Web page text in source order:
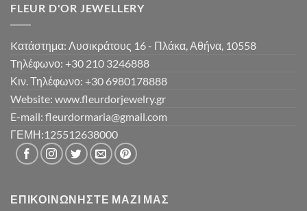
FLEUR D'OR JEWELLERY
Kατάστημα: Λυσικράτους 16 - Πλάκα, Αθήνα, 10558
Tηλέφωνο: +30 210 3246888
Κιν. Τηλέφωνο: +30 6980178888
Website: www.fleurdorjewelry.gr
E-mail: fleurdormaria@gmail.com
ΓΕΜΗ:125512638000
ΕΠΙΚΟΙΝΩΝΉΣΤΕ ΜΑΖΊ ΜΑΣ